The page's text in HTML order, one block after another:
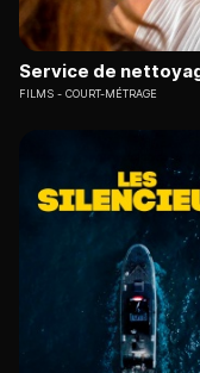
Service de
FILMS COURT-MÉTRAGE